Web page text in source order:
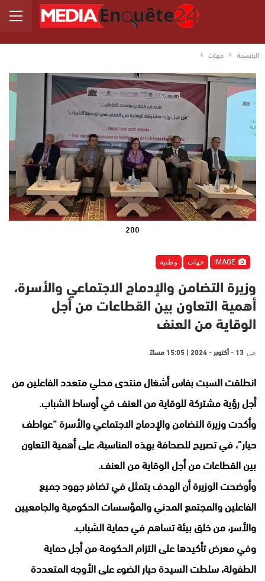
الرئيسية جهات
200
جهات وطنية
وزيرة التضامن والإدماج الاجتماعي والأسرة،
أهمية التعاون بين القطاعات من أجل
الوقاية من العنف
في 13 - أكتوبر - 2024 | 15:05 مساءً
انطلقت السبت بفاس أشغال منتدى محلي متعدد الفاعلين من
أجل رؤية مشتركة للوقاية من العنف في أوساط الشباب.
وأكدت وزيرة التضامن والإدماج الاجتماعي والأسرة “عواطف
حيار”، في تصريح للصحافة بهذه المناسبة، على أهمية التعاون
بين القطاعات من أجل الوقاية من العنف.
وأوضحت الوزيرة أن الهدف يتمثل في تضافر جهود جميع
الفاعلين والمجتمع المدني والمؤسسات الحكومية والجامعيين
والأسر، من خلق بيئة تساهم في حماية الشباب.
وفي معرض تأكيدها على التزام الحكومة من أجل حماية
الطفولة، سلطت السيدة حيار الضوء على الأوجه المتعددة